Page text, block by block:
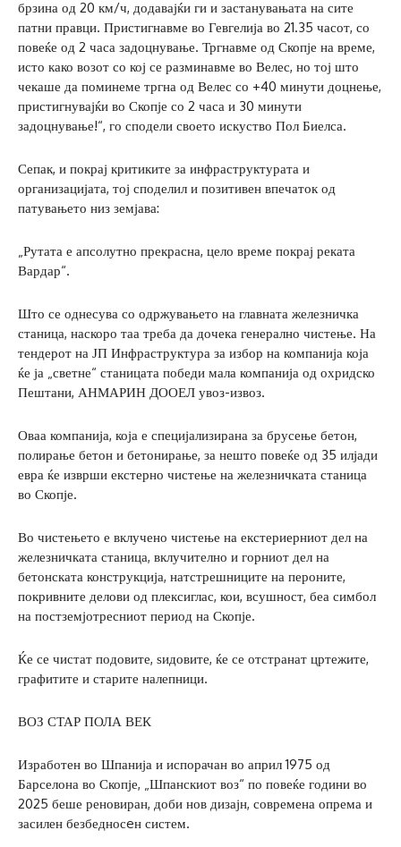
брзина од 20 км/ч, додавајќи ги и застанувањата на сите
патни правци. Пристигнавме во Гевгелија во 21.35 часот, со
повеќе од 2 часа задоцнување. Тргнавме од Скопје на време,
исто како возот со кој се разминавме во Велес, но тој што
чекаше да поминеме тргна од Велес со +40 минути доцнење,
пристигнувајќи во Скопје со 2 часа и 30 минути
задоцнување!“, го сподели своето искуство Пол Биелса.
Сепак, и покрај критиките за инфраструктурата и
организацијата, тој споделил и позитивен впечаток од
патувањето низ земјава:
„Рутата е апсолутно прекрасна, цело време покрај реката
Вардар“.
Што се однесува со одржувањето на главната железничка
станица, наскоро таа треба да дочека генерално чистење. На
тендерот на ЈП Инфраструктура за избор на компанија која
ќе ја „светне“ станицата победи мала компанија од охридско
Пештани, АНМАРИН ДООЕЛ увоз-извоз.
Оваа компанија, која е специјализирана за брусење бетон,
полирање бетон и бетонирање, за нешто повеќе од 35 илјади
евра ќе изврши екстерно чистење на железничката станица
во Скопје.
Во чистењето е вклучено чистење на екстериерниот дел на
железничката станица, вклучително и горниот дел на
бетонската конструкција, натстрешниците на пероните,
покривните делови од плексиглас, кои, всушност, беа симбол
на постземјотресниот период на Скопје.
Ќе се чистат подовите, ѕидовите, ќе се отстранат цртежите,
графитите и старите налепници.
ВОЗ СТАР ПОЛА ВЕК
Изработен во Шпанија и испорачан во април 1975 од
Барселона во Скопје, „Шпанскиот воз“ по повеќе години во
2025 беше реновиран, доби нов дизајн, современа опрема и
засилен безбедносeн систем.